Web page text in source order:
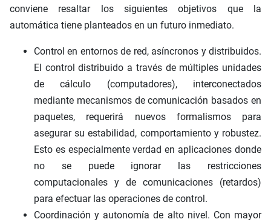
conviene resaltar los siguientes objetivos que la
automática tiene planteados en un futuro inmediato.
Control en entornos de red, asíncronos y distribuidos.
El control distribuido a través de múltiples unidades
de cálculo (computadores), interconectados
mediante mecanismos de comunicación basados en
paquetes, requerirá nuevos formalismos para
asegurar su estabilidad, comportamiento y robustez.
Esto es especialmente verdad en aplicaciones donde
no se puede ignorar las restricciones
computacionales y de comunicaciones (retardos)
para efectuar las operaciones de control.
Coordinación y autonomía de alto nivel. Con mayor